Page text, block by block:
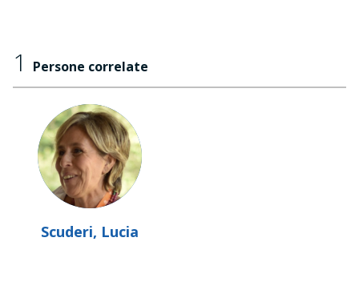
1 Persone correlate
Scuderi, Lucia